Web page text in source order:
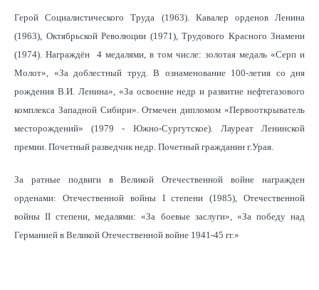
Герой Социалистического Труда (1963). Кавалер орденов Ленина
(1963), Октябрьской Революции (1971), Трудового Красного Знамени
(1974). Награждён 4 медалями, в том числе: золотая медаль «Серп и
Молот», «За доблестный труд. В ознаменование 100-летия со дня
рождения В.И. Ленина», «За освоение недр и развитие нефтегазового
комплекса Западной Сибири». Отмечен дипломом «Первооткрыватель
месторождений» (1979 - Южно-Сургутское). Лауреат Ленинской
премии. Почетный разведчик недр. Почетный гражданин г.Урая.
За ратные подвиги в Великой Отечественной войне награжден
орденами: Отечественной войны I степени (1985), Отечественной
войны II степени, медалями: «За боевые заслуги», «За победу над
Германией в Великой Отечественной войне 1941-45 гг.»